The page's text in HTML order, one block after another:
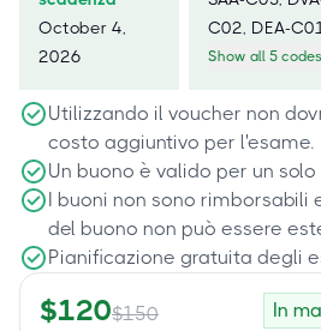
October 4,
2026
C02, DEA-C01
Show all 5 codes
Utilizzando il voucher non
costo aggiuntivo per l'esame.
Un buono è valido per un solo
I buoni non sono rimborsabili
del buono non può essere
Pianificazione gratuita degli
$120$150 In